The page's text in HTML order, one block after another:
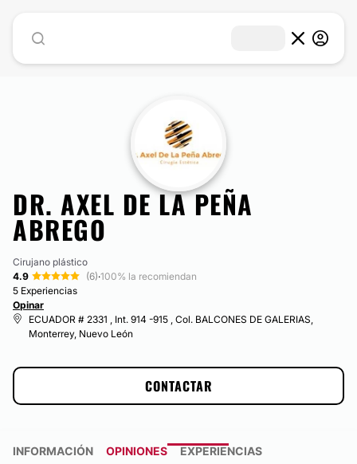
DR. AXEL DE LA PEÑA
ABREGO
Cirujano plástico
4.9
(6)·100% la recomiendan
5 Experiencias
Opinar
ECUADOR # 2331 , Int. 914 -915 , Col. BALCONES DE GALERIAS,
Monterrey, Nuevo León
CONTACTAR
INFORMACIÓN OPINIONES EXPERIENCIAS